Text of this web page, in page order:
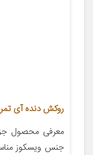
روکش دنده آی تمر